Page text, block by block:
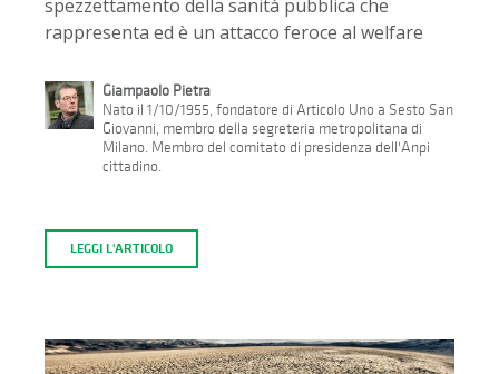
spezzettamento della sanità pubblica che
rappresenta ed è un attacco feroce al welfare
Giampaolo Pietra
Nato il 1/10/1955, fondatore di Articolo Uno a Sesto San
Giovanni, membro della segreteria metropolitana di
Milano. Membro del comitato di presidenza dell'Anpi
cittadino.
LEGGI L'ARTICOLO